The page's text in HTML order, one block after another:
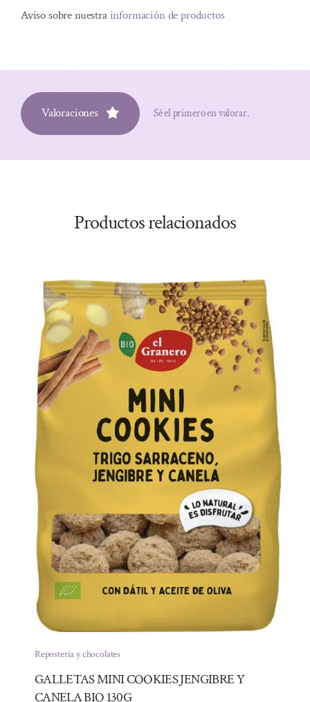
Aviso sobre nuestrainformación de productos
Valoraciones Sé el primero en valorar.
Productos relacionados
Repostería y chocolates
GALLETAS MINI COOKIES JENGIBRE Y
CANELA BIO 130G